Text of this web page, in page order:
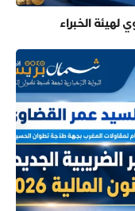
الخبراء